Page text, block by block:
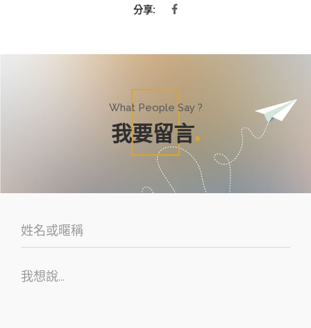
分享:
What People Say ?
我要留言